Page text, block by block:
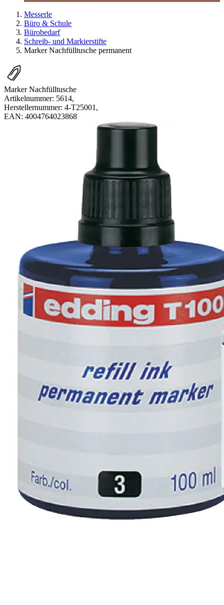
Messerle
Büro & Schule
Bürobedarf
Schreib- und Markierstifte
Marker Nachfülltusche permanent
Marker Nachfülltusche
Artikelnummer: 5614,
Herstellernummer: 4-T25001 ,
EAN: 4004764023868